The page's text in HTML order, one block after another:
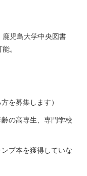
鹿児島大学中央図書
。
を募集します）
の高専生、専門学校
プ本を獲得していな